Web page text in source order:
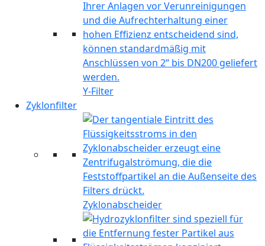
Y-Filter
Zyklonfilter
Zyklonabscheider